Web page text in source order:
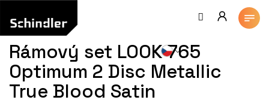
obsah
Rámový set LOOK 765
Optimum 2 Disc Metallic
True Blood Satin